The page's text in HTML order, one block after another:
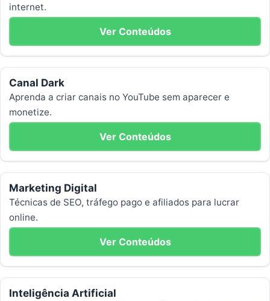
internet.
Ver Conteúdos
Canal Dark
Aprenda a criar canais no YouTube sem aparecer e
monetize.
Ver Conteúdos
Marketing Digital
Técnicas de SEO, tráfego pago e afiliados para lucrar
online.
Ver Conteúdos
Inteligência Artificial